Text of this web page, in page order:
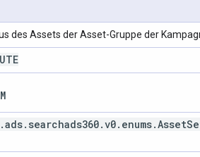
des Assets der Asset-Gruppe der
.ads. searchads360.v0. enums.Asset